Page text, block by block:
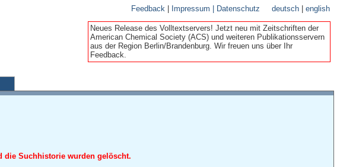
Feedback Impressum | Datenschutz deutsch |english
Neues Release des Volltextservers! Jetzt neu mit Zeitschriften der
American Chemical Society (ACS) und weiteren Publikationsservern
aus der Region Berlin/Brandenburg. Wir freuen uns über Ihr
Feedback.
die Suchhistorie wurden gelöscht.